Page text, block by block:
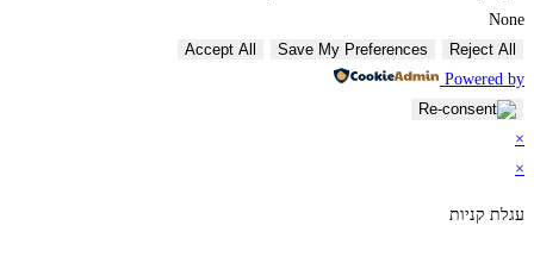
None
Reject All
Save My Preferences
Accept All
Powered by
×
×
עגלת קניות